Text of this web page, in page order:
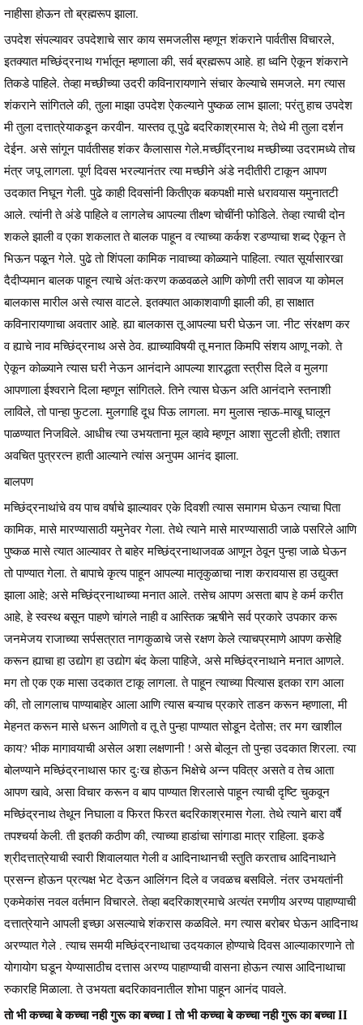
नाहीसा होऊन तो ब्रह्मरूप झाला.
उपदेश संपल्यावर उपदेशाचे सार काय समजलीस म्हणून शंकराने पार्वतीस विचारले,
इतक्यात मच्छिंद्रनाथ गर्भातून म्हणाला की, सर्व ब्रह्मरूप आहे. हा ध्वनि ऐकून शंकराने
तिकडे पाहिले. तेव्हा मच्छीच्या उदरी कविनारायणाने संचार केल्याचे समजले. मग त्यास
शंकराने सांगितले की, तुला माझा उपदेश ऐकल्याने पुष्कळ लाभ झाला; परंतु हाच उपदेश
मी तुला दत्तात्रेयाकडून करवीन. यास्तव तू पुढे बदरिकाश्रमास ये; तेथे मी तुला दर्शन
देईन. असे सांगून पार्वतीसह शंकर कैलासास गेले.मच्छींद्रनाथ मच्छीच्या उदरामध्ये तोच
मंत्र जपू लागला. पूर्ण दिवस भरल्यानंतर त्या मच्छीने अंडे नदीतीरी टाकून आपण
उदकात निघून गेली. पुढे काही दिवसांनी कितीएक बकपक्षी मासे धरावयास यमुनातटी
आले. त्यांनी ते अंडे पाहिले व लागलेच आपल्या तीक्ष्ण चोचींनी फोडिले. तेव्हा त्याची दोन
शकले झाली व एका शकलात ते बालक पाहून व त्याच्या कर्कश रडण्याचा शब्द ऐकून ते
भिऊन पळून गेले. पुढे तो शिंपला कामिक नावाच्या कोळ्याने पाहिला. त्यात सूर्यासारखा
दैदीप्यमान बालक पाहून त्याचे अंतःकरण कळवळले आणि कोणी तरी सावज या कोमल
बालकास मारील असे त्यास वाटले. इतक्यात आकाशवाणी झाली की, हा साक्षात
कविनारायणाचा अवतार आहे. ह्या बालकास तू आपल्या घरी घेऊन जा. नीट संरक्षण कर
व ह्याचे नाव मच्छिंद्रनाथ असे ठेव. ह्याच्याविषयी तू मनात किमपि संशय आणू नको. ते
ऐकून कोळ्याने त्यास घरी नेऊन आनंदाने आपल्या शारद्धता स्त्रीस दिले व मुलगा
आपणाला ईश्वराने दिला म्हणून सांगितले. तिने त्यास घेऊन अति आनंदाने स्तनाशी
लाविले, तो पान्हा फुटला. मुलगाहि दूध पिऊ लागला. मग मुलास न्हाऊ-माखू घालून
पाळण्यात निजविले. आधीच त्या उभयताना मूल व्हावे म्हणून आशा सुटली होती; तशात
अवचित पुत्ररत्न हाती आल्याने त्यांस अनुपम आनंद झाला.
बालपण
मच्छिंद्रनाथांचे वय पाच वर्षाचे झाल्यावर एके दिवशी त्यास समागम घेऊन त्याचा पिता
कामिक, मासे मारण्यासाठी यमुनेवर गेला. तेथे त्याने मासे मारण्यासाठी जाळे पसरिले आणि
पुष्कळ मासे त्यात आल्यावर ते बाहेर मच्छिंद्रनाथाजवळ आणून ठेवून पुन्हा जाळे घेऊन
तो पाण्यात गेला. ते बापाचे कृत्य पाहून आपल्या मातृकुळाचा नाश करावयास हा उद्युक्त
झाला आहे; असे मच्छिंद्रनाथाच्या मनात आले. तसेच आपण असता बाप हे कर्म करीत
आहे, हे स्वस्थ बसून पाहणे चांगले नाही व आस्तिक ऋषीने सर्व प्रकारे उपकार करू
जनमेजय राजाच्या सर्पसत्रात नागकुळाचे जसे रक्षण केले त्याचप्रमाणे आपण कसेहि
करून ह्याचा हा उद्योग हा उद्योग बंद केला पाहिजे, असे मच्छिंद्रनाथाने मनात आणले.
मग तो एक एक मासा उदकात टाकू लागला. ते पाहून त्याच्या पित्यास इतका राग आला
की, तो लागलाच पाण्याबाहेर आला आणि त्यास बऱ्याच प्रकारे ताडन करून म्हणाला, मी
मेहनत करून मासे धरून आणितो व तू ते पुन्हा पाण्यात सोडून देतोस; तर मग खाशील
काय? भीक मागावयाची असेल अशा लक्षणानी ! असे बोलून तो पुन्हा उदकात शिरला. त्या
बोलण्याने मच्छिंद्रनाथास फार दुःख होऊन भिक्षेचे अन्न पवित्र असते व तेच आता
आपण खावे, असा विचार करून व बाप पाण्यात शिरलासे पाहून त्याची दृष्टि चुकवून
मच्छिंद्रनाथ तेथून निघाला व फिरत फिरत बदरिकाश्रमास गेला. तेथे त्याने बारा वर्षै
तपश्चर्या केली. ती इतकी कठीण की, त्याच्या हाडांचा सांगाडा मात्र राहिला. इकडे
श्रीदत्तात्रेयाची स्वारी शिवालयात गेली व आदिनाथानची स्तुति करताच आदिनाथाने
प्रसन्न होऊन प्रत्यक्ष भेट देऊन आलिंगन दिले व जवळच बसविले. नंतर उभयतांनी
एकमेकांस नवल वर्तमान विचारले. तेव्हा बदरिकाश्रमाचे अत्यंत रमणीय अरण्य पाहाण्याची
दत्तात्रेयाने आपली इच्छा असल्याचे शंकरास कळविले. मग त्यास बरोबर घेऊन आदिनाथ
अरण्यात गेले . त्याच समयी मच्छिंद्रनाथाचा उदयकाल होण्याचे दिवस आल्याकारणाने तो
योगायोग घडून येण्यासाठीच दत्तास अरण्य पाहाण्याची वासना होऊन त्यास आदिनाथाचा
रुकारहि मिळाला. ते उभयता बदरिकावनातील शोभा पाहून आनंद पावले.
तो भी कच्चा बे कच्चा नही गुरू का बच्चा Ι तो भी कच्चा बे कच्चा नही गुरू का बच्चा ΙΙ